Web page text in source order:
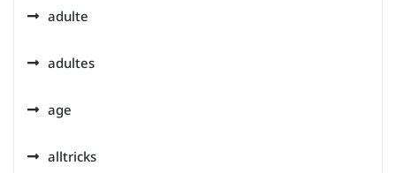
adulte
adultes
age
alltricks